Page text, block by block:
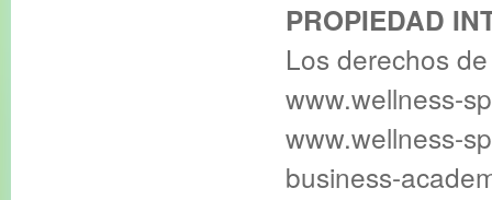
PROPIEDAD
Los derechos
www.wellness-
www.wellness-
business-